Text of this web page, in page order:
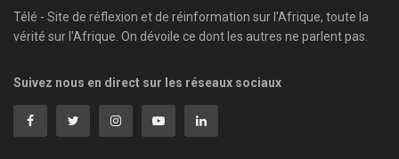
Télé - Site de réflexion et de réinformation sur l'Afrique, toute la
vérité sur l'Afrique. On dévoile ce dont les autres ne parlent pas.
Suivez nous en direct sur les réseaux sociaux